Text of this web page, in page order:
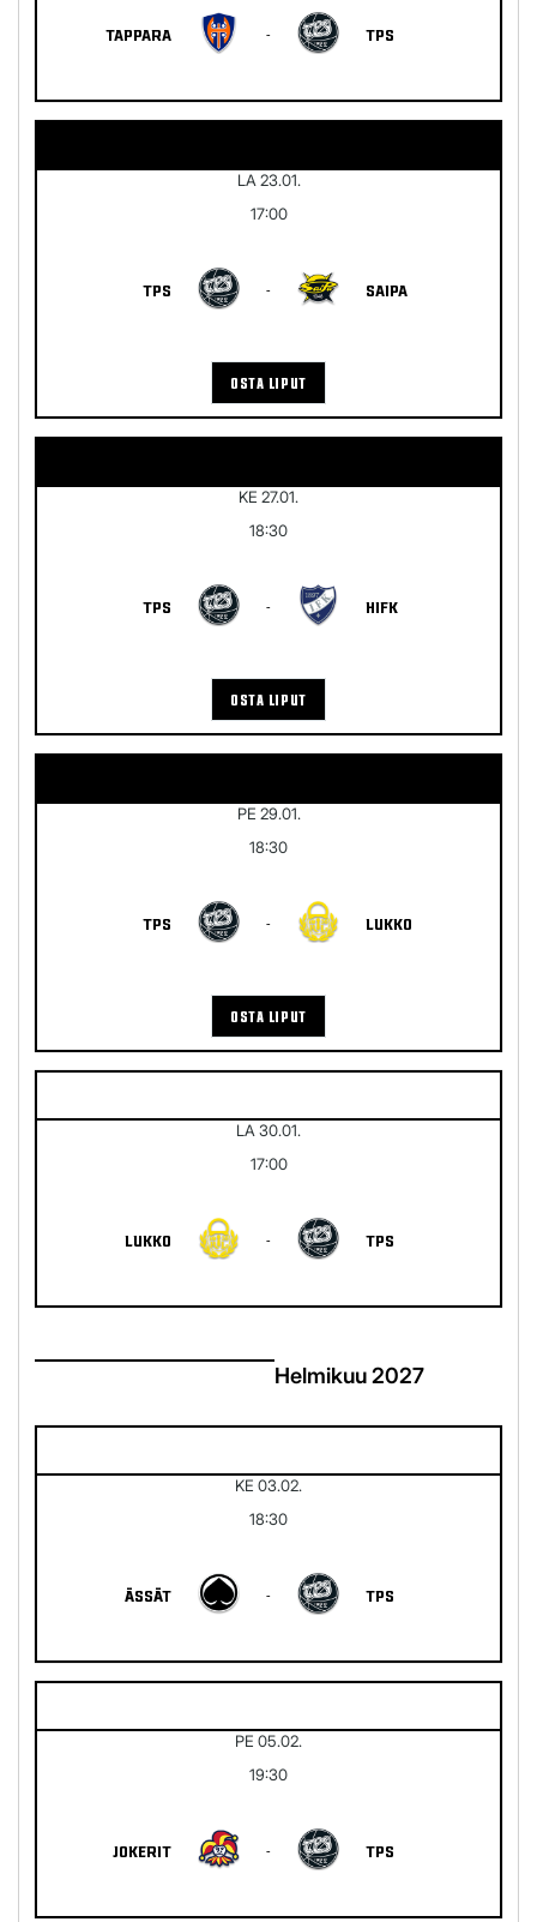
TAPPARA - TPS
LA 23.01.
17:00
TPS - SAIPA
OSTA LIPUT
KE 27.01.
18:30
TPS - HIFK
OSTA LIPUT
PE 29.01.
18:30
TPS - LUKKO
OSTA LIPUT
LA 30.01.
17:00
LUKKO - TPS
Helmikuu 2027
KE 03.02.
18:30
ÄSSÄT - TPS
PE 05.02.
19:30
JOKERIT - TPS